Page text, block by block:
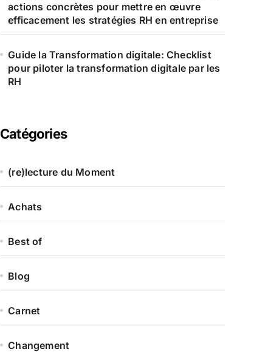
actions concrètes pour mettre en œuvre
efficacement les stratégies RH en entreprise
Guide la Transformation digitale: Checklist
pour piloter la transformation digitale par les
RH
Catégories
(re)lecture du Moment
Achats
Best of
Blog
Carnet
Changement